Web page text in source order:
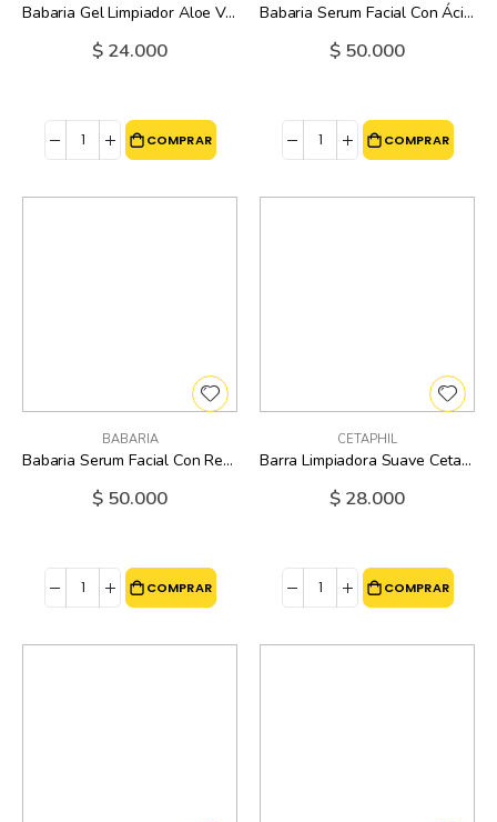
Babaria Gel Limpiador Aloe Vera - 150 Ml
$ 24.000
COMPRAR
Babaria Serum Facial Con Ácido Hialurónico - 30 Ml
$ 50.000
COMPRAR
BABARIA
Babaria Serum Facial Con Retinol - 30 Ml
$ 50.000
COMPRAR
CETAPHIL
Barra Limpiadora Suave Cetaphil 4.5 Oz
$ 28.000
COMPRAR